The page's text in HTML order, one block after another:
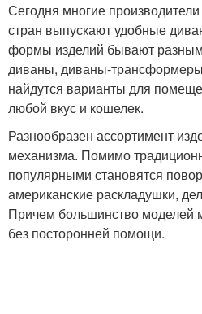
Сегодня многие
стран выпускают удобные
формы изделий бывают
диваны, диваны-
найдутся варианты для
любой вкус и кошелек.
Разнообразен ассортимент
механизма. Помимо
популярными становятся
американские раскладушки,
Причем большинство моделей
без посторонней помощи.